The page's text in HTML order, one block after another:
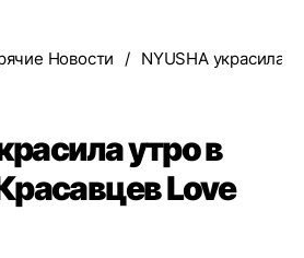
Новости NYUSHA украсила
утро в
Love